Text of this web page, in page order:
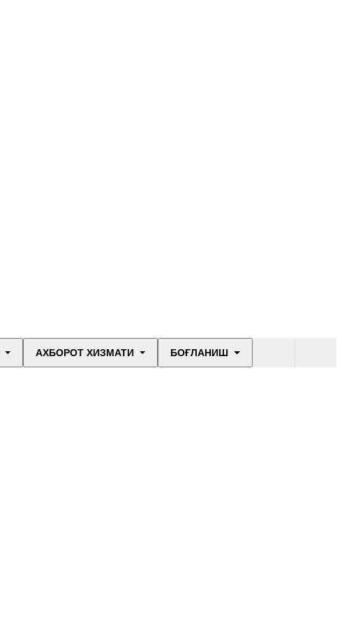
АХБОРОТ ХИЗМАТИ БОҒЛАНИШ